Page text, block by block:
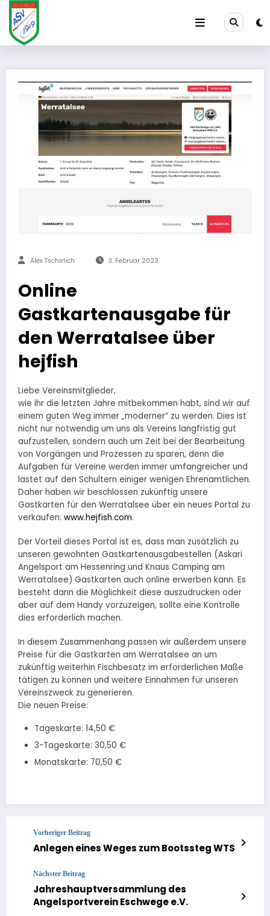
Zum
Inhalt
springen
Alex Tschirlich 3. Februar 2023
Online
Gastkartenausgabe für
den Werratalsee über
hejfish
Liebe Vereinsmitglieder,
wie ihr die letzten Jahre mitbekommen habt, sind wir auf
einem guten Weg immer „moderner“ zu werden. Dies ist
nicht nur notwendig um uns als Vereins langfristig gut
aufzustellen, sondern auch um Zeit bei der Bearbeitung
von Vorgängen und Prozessen zu sparen, denn die
Aufgaben für Vereine werden immer umfangreicher und
lastet auf den Schultern einiger wenigen Ehrenamtlichen.
Daher haben wir beschlossen zukünftig unsere
Gastkarten für den Werratalsee über ein neues Portal zu
verkaufen: www.hejfish.com.
Der Vorteil dieses Portal ist es, dass man zusätzlich zu
unseren gewohnten Gastkartenausgabestellen (Askari
Angelsport am Hessenring und Knaus Camping am
Werratalsee) Gastkarten auch online erwerben kann. Es
besteht dann die Möglichkeit diese auszudrucken oder
aber auf dem Handy vorzuzeigen, sollte eine Kontrolle
dies erforderlich machen.
In diesem Zusammenhang passen wir außerdem unsere
Preise für die Gastkarten am Werratalsee an um
zukünftig weiterhin Fischbesatz im erforderlichen Maße
tätigen zu können und weitere Einnahmen für unseren
Vereinszweck zu generieren.
Die neuen Preise:
Tageskarte: 14,50 €
3-Tageskarte: 30,50 €
Monatskarte: 70,50 €
Vorheriger Beitrag
Anlegen eines Weges zum Bootssteg WTS
Nächster Beitrag
Jahreshauptversammlung des
Angelsportverein Eschwege e.V.